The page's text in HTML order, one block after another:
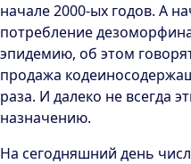
начале 2000-ых годов. А
потребление
эпидемию, об этом
продажа
раза. И далеко не всегда
назначению.
На сегодняшний день